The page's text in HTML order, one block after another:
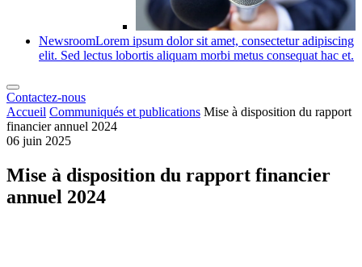
NewsroomLorem ipsum dolor sit amet, consectetur adipiscing
elit. Sed lectus lobortis aliquam morbi metus consequat hac et.
Contactez-nous
Accueil Communiqués et publications Mise à disposition du rapport
financier annuel 2024
06 juin 2025
Mise à disposition du rapport financier
annuel 2024